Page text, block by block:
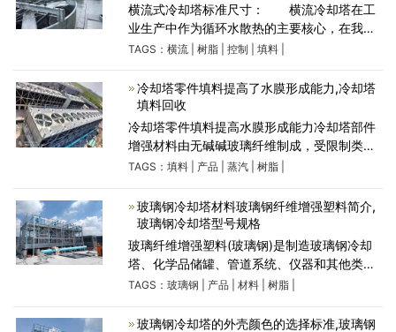
横流式冷却塔标准尺寸： 横流冷却塔在工
业生产中作为循环水散热的主要核心，在我国
的工业生产中影响着我国的工业生产的成本以
就会造成设备散热
TAGS： 横流| 树脂| 控制| 填料|
冷却塔零件填料提高了水膜形成能力,冷却塔
填料回收
冷却塔零件填料提高水膜形成能力冷却塔部件
增强材料由无碱碱玻璃纤维制成，受限制类型
和形状的限制，适合于散装产品的生产。手工
合物，以玻璃纤维
TAGS： 填料| 产品 蒸汽| 树脂|
玻璃钢冷却塔材料玻璃钢纤维增强塑料简介,
玻璃钢冷却塔型号规格
玻璃纤维增强塑料(玻璃钢)是制造玻璃钢冷却
塔、化学品储罐、管道系统、仪器和其他类型
工业加工设备的绝佳材料选择。玻璃钢材料的
材料，例如钢
TAGS： 玻璃钢 产品 材料| 树脂|
玻璃钢冷却塔的外壳颜色的选择标准,玻璃钢